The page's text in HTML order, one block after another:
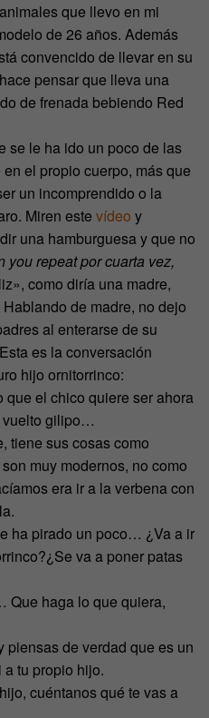
que llevo en mi
de 26 años. Además
convencido de llevar en su
pensar que lleva una
de frenada bebiendo Red
se le ha ido un poco de las
el propio cuerpo, más que
un incomprendido o la
Miren este vídeo y
una hamburguesa y que no
you repeat por cuarta vez,
como diría una madre,
de madre, no dejo
al enterarse de su
es la conversación
hijo ornitorrinco:
que el chico quiere ser ahora
vuelto gilipo…
tiene sus cosas como
muy modernos, no como
era ir a la verbena con
ha pirado un poco… ¿Va a ir
va a poner patas
Que haga lo que quiera,
piensas de verdad que es un
tu propio hijo.
cuéntanos qué te vas a